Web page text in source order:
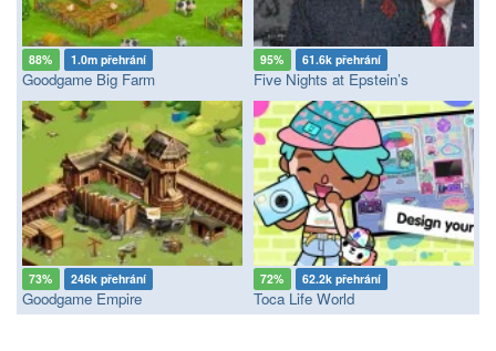
88% 1.0m přehrání
Goodgame Big Farm
95% 61.6k přehrání
Five Nights at Epstein’s
73% 246k přehrání
Goodgame Empire
72% 62.2k přehrání
Toca Life World